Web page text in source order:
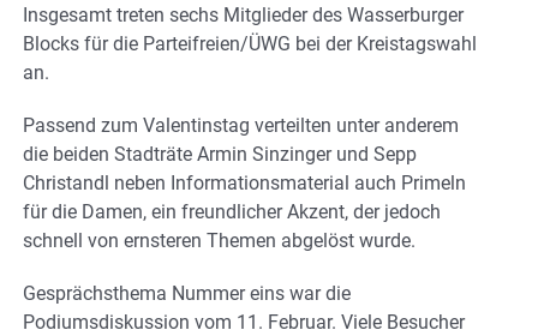
Insgesamt treten sechs Mitglieder des Wasserburger
Blocks für die Parteifreien/ÜWG bei der Kreistagswahl
an.
Passend zum Valentinstag verteilten unter anderem
die beiden Stadträte Armin Sinzinger und Sepp
Christandl neben Informationsmaterial auch Primeln
für die Damen, ein freundlicher Akzent, der jedoch
schnell von ernsteren Themen abgelöst wurde.
Gesprächsthema Nummer eins war die
Podiumsdiskussion vom 11. Februar. Viele Besucher